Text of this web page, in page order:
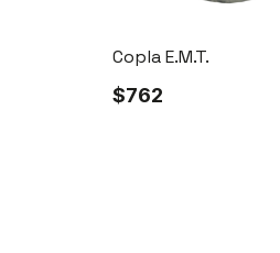
Copla E.M.T.
$762